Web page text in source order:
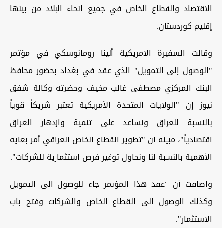
الاقتصاد والقطاع الخاص في جميع انحاء البلاد من بينها
إقليم كوردستان.
وقالت السفيرة الامريكية ألينا رومانوسكي في مؤتمر
"الوصول إلى التمويل" الذي عقد في بغداد بحضور محافظ
البنك المركزي مصطفى غالب مخيف وحضرته وكالة شفق
نيوز إن "الولايات المتحدة الأمريكية تعتبر شريكاً قوياً
بالنسبة للعراق ونساعد على تنمية وازدهار العراق
اقتصادياً"، مبينة ان "تطوير القطاع الخاص العراقي أمر بغاية
الأهمية بالنسبة لنا ونحاول توفير فرص استثمارية للشركات".
واضافت أن "عقد هذا المؤتمر جاء للوصول الى التمويل
وكذلك الوصول الى القطاع الخاص والشركات وفتح باب
الاستثمار".